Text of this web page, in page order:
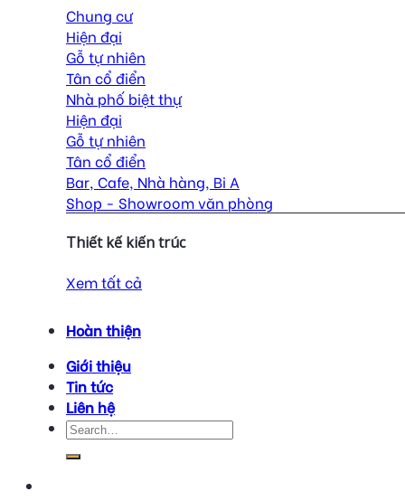
Chung cư
Hiện đại
Gỗ tự nhiên
Tân cổ điển
Nhà phố biệt thự
Hiện đại
Gỗ tự nhiên
Tân cổ điển
Bar, Cafe, Nhà hàng, Bi A
Shop - Showroom văn phòng
Thiết kế kiến trúc
Xem tất cả
Hoàn thiện
Giới thiệu
Tin tức
Liên hệ